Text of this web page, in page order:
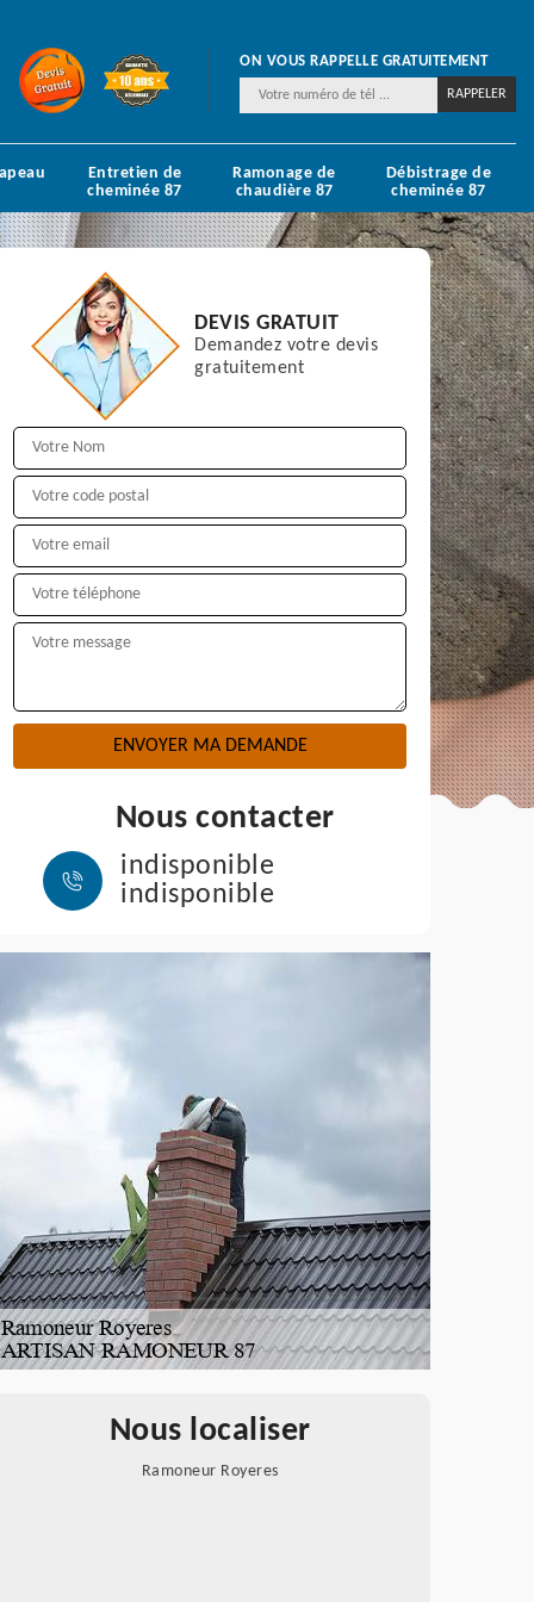
ON VOUS RAPPELLE GRATUITEMENT
Entretien de
cheminée 87
Ramonage de
chaudière 87
Débistrage de
cheminée 87
DEVIS GRATUIT
Demandez votre devis
gratuitement
Nous contacter
indisponible
indisponible
Nous localiser
Ramoneur Royeres